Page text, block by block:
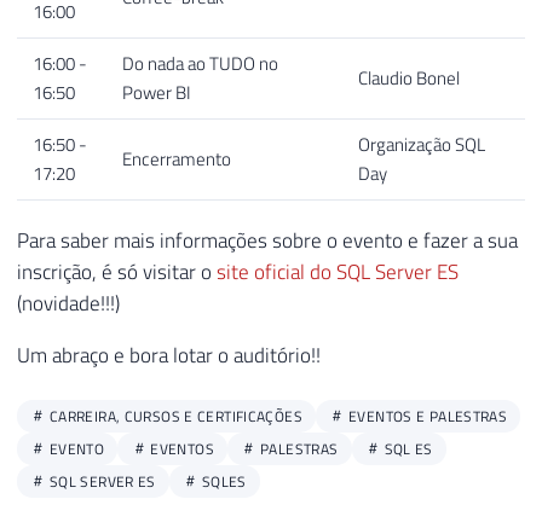
16:00
16:00 -
16:50
Do nada ao TUDO no
Power BI
Claudio Bonel
16:50 -
17:20
Encerramento
Organização SQL
Day
Para saber mais informações sobre o evento e fazer a sua
inscrição, é só visitar osite oficial do SQL Server ES
(novidade!!!)
Um abraço e bora lotar o auditório!!
CARREIRA, CURSOS E CERTIFICAÇÕES
EVENTOS E PALESTRAS
EVENTO
EVENTOS PALESTRAS
SQL ES
SQL SERVER ES
SQLES